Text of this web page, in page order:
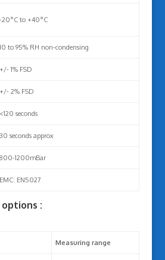
-20°C to +40°C
10 to 95% RH non-condensing
+/- 1% FSD
+/- 2% FSD
<120 seconds
30 seconds approx
800-1200mBar
EMC: EN5027
:
Measuring range